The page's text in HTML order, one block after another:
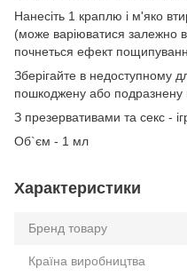
Нанесіть 1 краплю і м'яко
(може варіюватися залежно
почнеться ефект
Зберігайте в недоступному
пошкоджену або подразнену
З презервативами та секс -
Об`єм - 1 мл
Характеристики
Бренд товару
Країна виробництва